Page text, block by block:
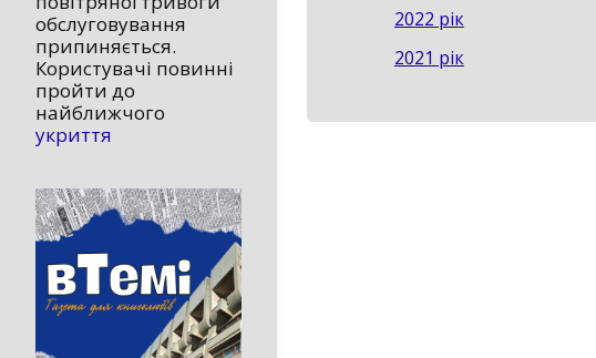
2022 рік
2021 рік
обслуговування
припиняється.
Користувачі повинні
пройти до
найближчого
укриття